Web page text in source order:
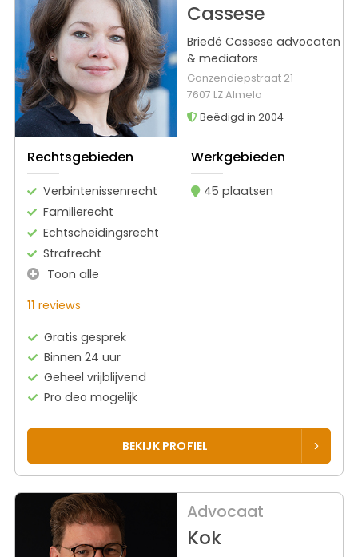
Cassese
Briedé Cassese advocaten
& mediators
Ganzendiepstraat 21
7607 LZ Almelo
Beëdigd in 2004
Rechtsgebieden
Verbintenissenrecht
Familierecht
Echtscheidingsrecht
Strafrecht
Toon alle
Werkgebieden
45 plaatsen
11 reviews
Gratis gesprek
Binnen 24 uur
Geheel vrijblijvend
Pro deo mogelijk
BEKIJK PROFIEL
Advocaat
Kok